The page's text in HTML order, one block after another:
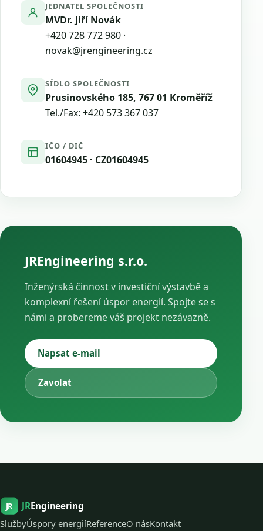
JEDNATEL SPOLEČNOSTI
MVDr. Jiří Novák
+420 728 772 980 ·
novak@jrengineering.cz
SÍDLO SPOLEČNOSTI
Prusinovského 185, 767 01 Kroměříž
Tel./Fax: +420 573 367 037
IČO / DIČ
01604945 · CZ01604945
JREngineering s.r.o.
Inženýrská činnost v investiční výstavbě a
komplexní řešení úspor energií. Spojte se s
námi a probereme váš projekt nezávazně.
Napsat e-mail
Zavolat
JR JREngineering
SlužbyÚspory energiíReferenceO násKontakt